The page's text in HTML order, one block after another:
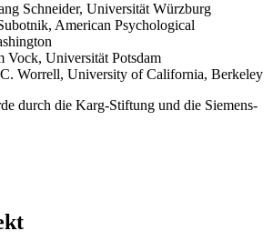
Schneider, Universität Würzburg
American Psychological
Vock, Universität Potsdam
Worrell, University of California, Berkeley
durch die Karg-Stiftung und die Siemens-